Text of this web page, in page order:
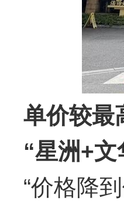
单价较最
“星洲+
“价格降